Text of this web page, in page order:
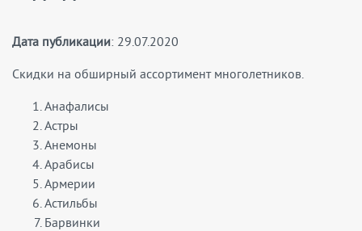
Дата публикации: 29.07.2020
Скидки на обширный ассортимент многолетников.
Анафалисы
Астры
Анемоны
Арабисы
Армерии
Астильбы
Барвинки